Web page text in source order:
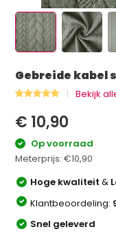
Gebreide kabel
Bekijk
€ 10,90
Op voorraad
Meterprijs:€10,90
Hoge kwaliteit&
Klantbeoordeling:
Snel geleverd